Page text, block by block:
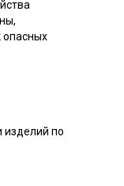
опасных
изделий по